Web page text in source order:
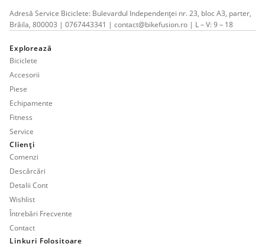
Adresă Service Biciclete: Bulevardul Independenței nr. 23, bloc A3, parter,
Brăila, 800003 | 0767443341 | contact@bikefusion.ro | L – V: 9 – 18
Explorează
Biciclete
Accesorii
Piese
Echipamente
Fitness
Service
Clienți
Comenzi
Descărcări
Detalii Cont
Wishlist
Întrebări Frecvente
Contact
Linkuri Folositoare